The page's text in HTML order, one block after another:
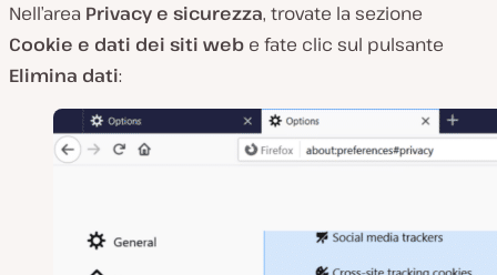
Nell’area Privacy e sicurezza, trovate la sezione
Cookie e dati dei siti web e fate clic sul pulsante
Elimina dati: